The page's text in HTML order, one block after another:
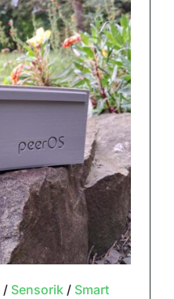
/ Sensorik/ Smart